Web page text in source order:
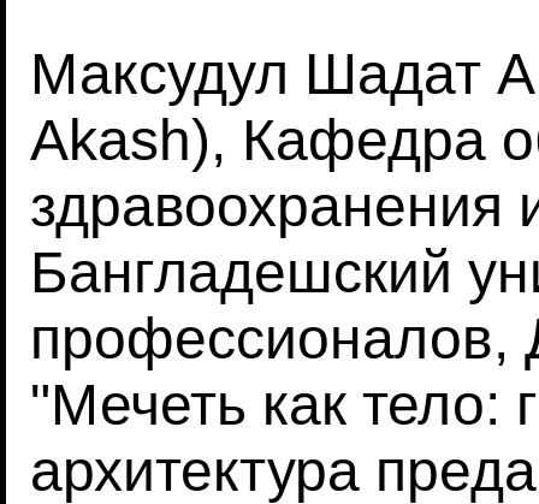
Максудул Шадат
Akash), Кафедра
здравоохранения
Бангладешский
профессионалов,
"Мечеть как тело:
архитектура